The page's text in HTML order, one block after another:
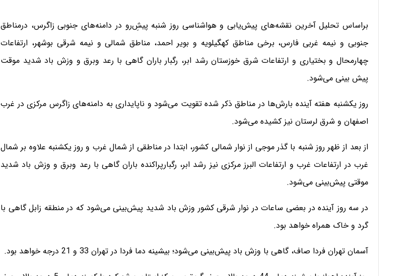
براساس تحلیل آخرین نقشه‌های پیش‌یابی و هواشناسی ‌روز شنبه پیش‌ِ‌رو در دامنه‌های جنوبی زاگرس، درمناطق
جنوبی و نیمه غربی فارس، برخی مناطق کهگیلویه و بویر احمد، مناطق شمالی و نیمه شرقی بوشهر، ارتفاعات
چهارمحال و بختیاری و ارتفاعات شرق خوزستان رشد ابر، رگبار باران گاهی با رعد وبرق و وزش باد شدید موقت‌
پیش بینی می‌شود.
روز یکشنبه هفته آینده بارش‌ها در مناطق ذکر شده تقویت می‌شود و ناپایداری به دامنه‌های زاگرس مرکزی در غرب
اصفهان و شرق لرستان نیز کشیده می‌شود.
از بعد از ظهر روز شنبه با گذر موجی از نوار شمالی کشور، ابتدا در مناطقی از شمال غرب و روز یکشنبه علاوه بر شمال
غرب در ارتفاعات غرب و ارتفاعات البرز مرکزی نیز رشد ابر، رگبارپراکنده باران گاهی با رعد وبرق و وزش باد شدید
موقتی پیش‌بینی می‌شود.
در سه روز آینده در بعضی ساعات در نوار شرقی کشور وزش باد شدید پیش‌بینی می‌شود که در منطقه زابل گاهی با
گرد و خاک همراه خواهد بود.
آسمان تهران فردا صاف، گاهی با وزش باد پیش‌بینی می‌شود‌؛ بیشینه دما فردا در تهران 33 و 21 درجه خواهد بود.